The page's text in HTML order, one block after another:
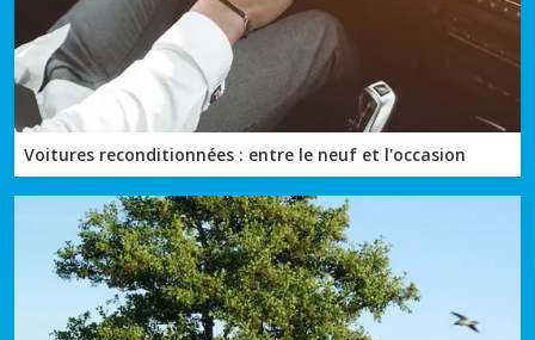
Voitures reconditionnées : entre le neuf et l'occasion